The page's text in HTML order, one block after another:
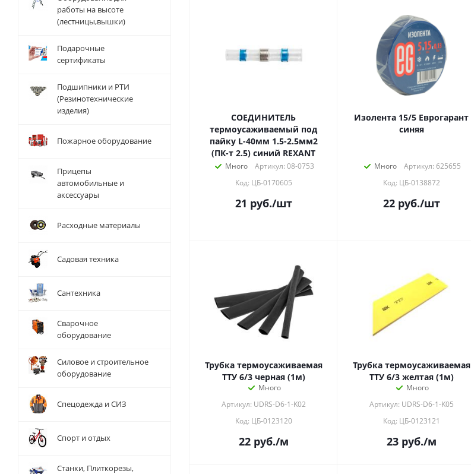
СОЕДИНИТЕЛЬ
термоусаживаемый под
пайку L-40мм 1.5-2.5мм2
(ПК-т 2.5) синий REXANT
Много
Артикул: 08-0753
Код: ЦБ-0170605
21 руб./шт
Изолента 15/5 Еврогарант
синяя
Много
Артикул: 625655
Код: ЦБ-0138872
22руб./шт
Трубка термоусаживаемая
ТТУ 6/3 черная (1м)
Много
Артикул: UDRS-D6-1-K02
Код: ЦБ-0123120
22руб./м
Трубка термоусаживаемая
ТТУ 6/3 желтая (1м)
Много
Артикул: UDRS-D6-1-K05
Код: ЦБ-0123121
23руб./м
работы на высоте
(лестницы,вышки)
Подарочные
сертификаты
Подшипники и РТИ
(Резинотехнические
изделия)
Пожарное оборудование
Прицепы
автомобильные и
аксессуары
Расходные материалы
Садовая техника
Сантехника
Сварочное
оборудование
Силовое и строительное
оборудование
Спецодежда и СИЗ
Спорт и отдых
Станки, Плиткорезы,